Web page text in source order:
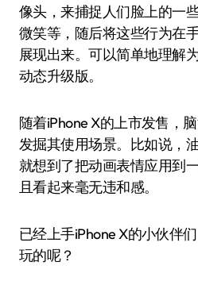
像头，来捕捉人们脸上的一
微笑等，随后将这些行为在
展现出来。可以简单地理解
动态升级版。
随着iPhone X的上市发售，
发掘其使用场景。比如说，
就想到了把动画表情应用到
且看起来毫无违和感。
已经上手iPhone X的小伙伴
玩的呢？